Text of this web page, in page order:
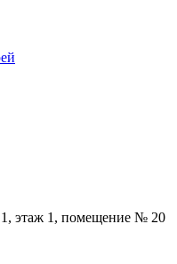
этаж 1, помещение № 20